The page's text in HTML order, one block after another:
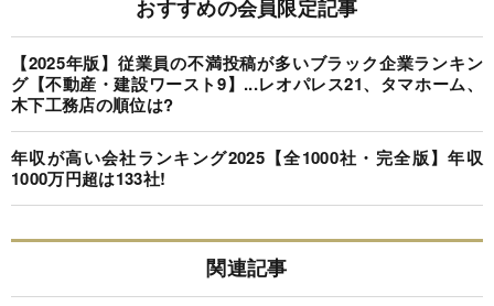
おすすめの会員限定記事
【2025年版】従業員の不満投稿が多いブラック企業ランキン
グ【不動産・建設ワースト9】...レオパレス21、タマホーム、
木下工務店の順位は?
年収が高い会社ランキング2025【全1000社・完全版】年収
1000万円超は133社!
関連記事